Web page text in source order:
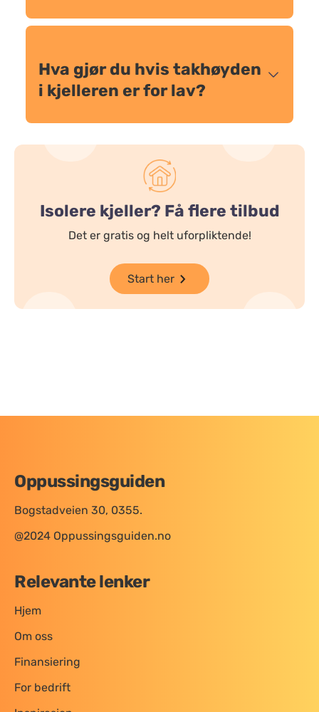
Hva gjør du hvis takhøyden
i kjelleren er for lav?
Isolere kjeller? Få flere tilbud
Det er gratis og helt uforpliktende!
Start her
Oppussingsguiden
Bogstadveien 30, 0355.
@2024 Oppussingsguiden.no
Relevante lenker
Hjem
Om oss
Finansiering
For bedrift